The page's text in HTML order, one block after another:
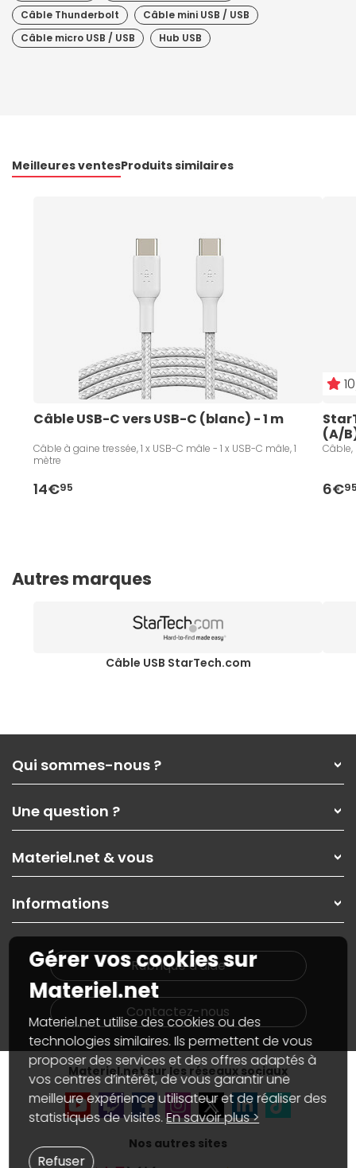
Câble Thunderbolt
Câble mini USB / USB
Câble micro USB / USB
Hub USB
Meilleures ventesProduits similaires
Câble USB-C vers USB-C (blanc) - 1 m
Câble à gaine tressée, 1 x USB-C mâle - 1 x USB-C mâle, 1
mètre
14€95
(A/
Câble,
6€
Autres marques
Câble USB StarTech.com
Qui sommes-nous ?
Nos services
Les magasins Materiel.net
Nos solutions pour les pros
Contactez-nous
Une question ?
Paiement, livraison
Garanties,Pack Zen
SAV, demander un retour
Informations
Materiel.net & vous
On rachète votre carte graphique
PC sur mesure : Votre RDV personnalisé
Notre démarche écologique
Materiel.net recrute
Notre programme d'affiliation
Partenariat & Sponsoring
Informations
Plan du site
Nos marques
Conditions générales de vente
Marketplace
Informations légales
Données personnelles etcookies
Gérer vos cookies
Accessibilité : non conforme
Rubrique d'aide
Contactez-nous
Materiel.net sur les réseaux sociaux
Nos autres sites
Gérer vos cookies sur
Materiel.net
Materiel.net utilise des cookies ou des
technologies similaires. Ils permettent de vous
proposer des services et des offres adaptés à
vos centres d’intérêt, de vous garantir une
meilleure expérience utilisateur et de réaliser des
statistiques de visites.En savoir plus >
Refuser